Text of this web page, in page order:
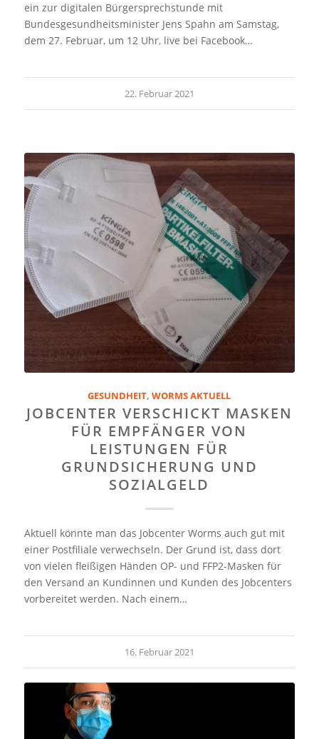
ein zur digitalen Bürgersprechstunde mit
Bundesgesundheitsminister Jens Spahn am Samstag,
dem 27. Februar, um 12 Uhr, live bei Facebook…
22. Februar 2021
GESUNDHEIT,WORMS AKTUELL
JOBCENTER VERSCHICKT MASKEN
FÜR EMPFÄNGER VON
LEISTUNGEN FÜR
GRUNDSICHERUNG UND
SOZIALGELD
Aktuell könnte man das Jobcenter Worms auch gut mit
einer Postfiliale verwechseln. Der Grund ist, dass dort
von vielen fleißigen Händen OP- und FFP2-Masken für
den Versand an Kundinnen und Kunden des Jobcenters
vorbereitet werden. Nach einem…
16. Februar 2021